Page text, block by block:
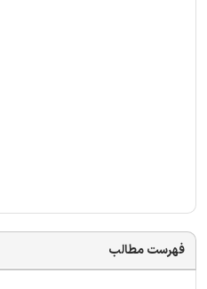
فهرست مطالب